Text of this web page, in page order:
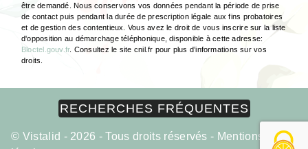
être demandé. Nous conservons vos données pendant la période de prise
de contact puis pendant la durée de prescription légale aux fins probatoires
et de gestion des contentieux. Vous avez le droit de vous inscrire sur la liste
d'opposition au démarchage téléphonique, disponible à cette adresse:
Bloctel.gouv.fr. Consultez le site cnil.fr pour plus d’informations sur vos
droits.
RECHERCHES FRÉQUENTES
© Vistalid - 2026 - Tous droits réservés - Mentions